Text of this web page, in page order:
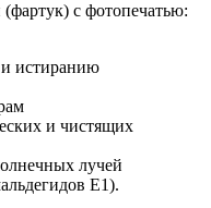
с фотопечатью:
и истиранию
и чистящих
лучей
Е1).